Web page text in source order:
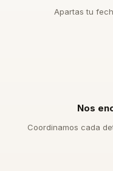
Apartas tu
Nos
Coordinamos cada